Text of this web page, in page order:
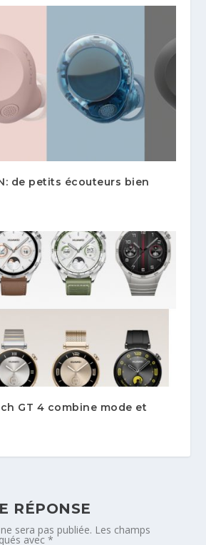
de petits écouteurs bien
GT 4 combine mode et
RÉPONSE
sera pas publiée. Les champs
avec*